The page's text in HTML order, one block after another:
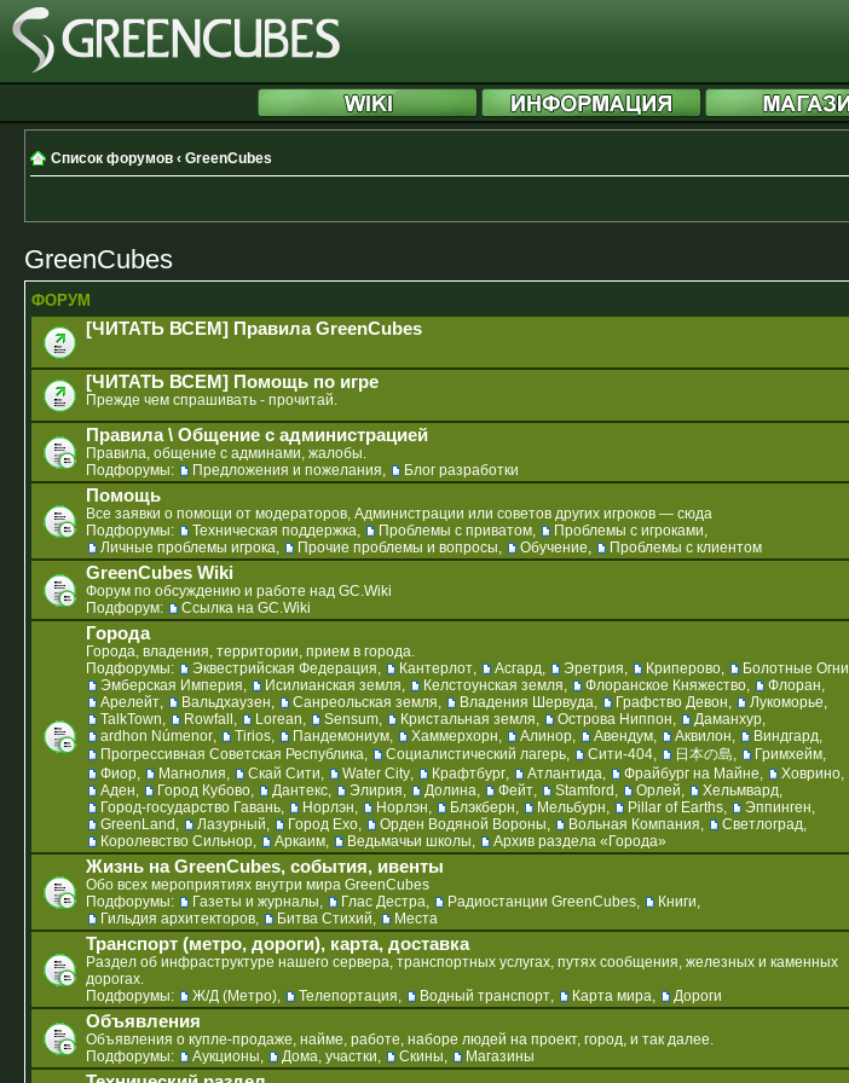
Список форумов ‹ GreenCubes
GreenCubes
ФОРУМ
[ЧИТАТЬ ВСЕМ] Правила GreenCubes
[ЧИТАТЬ ВСЕМ] Помощь по игре
Прежде чем спрашивать - прочитай.
Правила \ Общение с администрацией
Правила, общение с админами, жалобы.
Подфорумы:
Предложения и пожелания, Блог разработки
Помощь
Все заявки о помощи от модераторов, Администрации или советов других игроков — сюда
Подфорумы:
Техническая поддержка, Проблемы с приватом, Проблемы с игроками,
Личные проблемы игрока, Прочие проблемы и вопросы, Обучение, Проблемы с клиентом
GreenCubes Wiki
Форум по обсуждению и работе над GC.Wiki
Подфорум:
Ссылка на GC.Wiki
Города
Города, владения, территории, прием в города.
Подфорумы:
Эквестрийская Федерация, Кантерлот, Асгард, Эретрия, Криперово, Болотные Огни
Эмберская Империя, Исилианская земля, Келстоунская земля, Флоранское Княжество, Флоран,
Арелейт, Вальдхаузен, Санреольская земля, Владения Шервуда, Графство Девон, Лукоморье,
TalkTown, Rowfall , Lorean, Sensum, Кристальная земля, Острова Ниппон, Даманхур,
ardhon Númenor, Tirios, Пандемониум, Хаммерхорн, Алинор, Авендум, Аквилон, Виндгард,
Прогрессивная Советская Республика, Социалистический лагерь, Сити-404, 日本の島, Гримхейм,
Фиор, Магнолия, Скай Сити, Water City, Крафтбург, Атлантида, Фрайбург на Майне, Ховрино,
Аден, Город Кубово, Дантекс, Элирия, Долина, Фейт, Stamford , Орлей, Хельмвард,
Город-государство Гавань, Норлэн, Норлэн, Блэкберн, Мельбурн, Pillar of Earths, Эппинген,
GreenLand , Лазурный, Город Ехо, Орден Водяной Вороны, Вольная Компания, Светлоград,
Королевство Сильнор, Аркаим, Ведьмачьи школы, Архив раздела «Города»
Жизнь на GreenCubes, события, ивенты
Обо всех мероприятиях внутри мира GreenCubes
Подфорумы:
Газеты и журналы, Глас Дестра, Радиостанции GreenCubes, Книги,
Гильдия архитекторов, Битва Стихий, Места
Транспорт (метро, дороги), карта, доставка
Раздел об инфраструктуре нашего сервера, транспортных услугах, путях сообщения, железных и каменных
дорогах.
Подфорумы:
Ж/Д (Метро), Телепортация, Водный транспорт, Карта мира, Дороги
Объявления
Объявления о купле-продаже, найме, работе, наборе людей на проект, город, и так далее.
Подфорумы:
Аукционы, Дома, участки, Скины, Магазины